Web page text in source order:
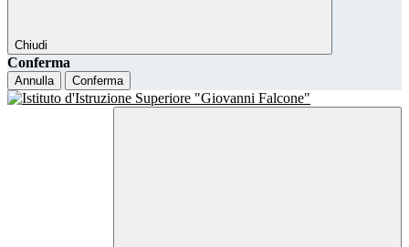
Chiudi
Conferma
Annulla Conferma